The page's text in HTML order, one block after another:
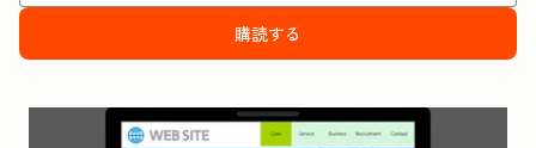
購読する